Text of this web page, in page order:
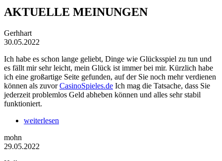
AKTUELLE MEINUNGEN
Gerhhart
30.05.2022
Ich habe es schon lange geliebt, Dinge wie Glücksspiel zu tun und
es fällt mir sehr leicht, mein Glück ist immer bei mir. Kürzlich habe
ich eine großartige Seite gefunden, auf der Sie noch mehr verdienen
können als zuvorCasinoSpieles.de Ich mag die Tatsache, dass Sie
jederzeit problemlos Geld abheben können und alles sehr stabil
funktioniert.
weiterlesen
mohn
29.05.2022